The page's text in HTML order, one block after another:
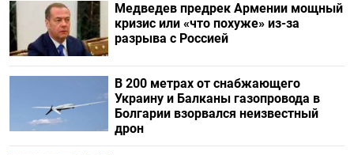
Медведев предрек Армении мощный
кризис или «что похуже» из-за
разрыва с Россией
В 200 метрах от снабжающего
Украину и Балканы газопровода в
Болгарии взорвался неизвестный
дрон